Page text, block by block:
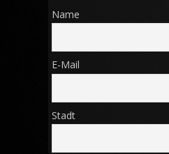
Name
E-Mail
Stadt